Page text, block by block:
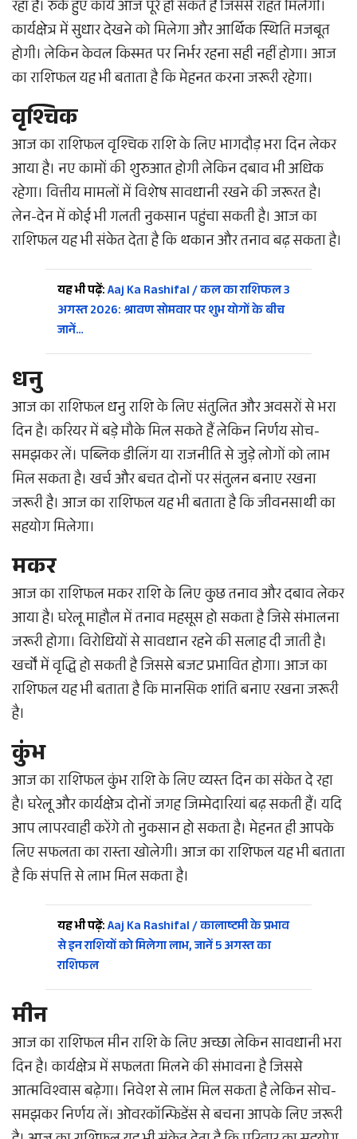
रहा है। रुके हुए कार्य आज पूरे हो सकते हैं जिससे राहत मिलेगी।
कार्यक्षेत्र में सुधार देखने को मिलेगा और आर्थिक स्थिति मजबूत
होगी। लेकिन केवल किस्मत पर निर्भर रहना सही नहीं होगा। आज
का राशिफल यह भी बताता है कि मेहनत करना जरूरी रहेगा।
वृश्चिक
आज का राशिफल वृश्चिक राशि के लिए भागदौड़ भरा दिन लेकर
आया है। नए कामों की शुरुआत होगी लेकिन दबाव भी अधिक
रहेगा। वित्तीय मामलों में विशेष सावधानी रखने की जरूरत है।
लेन-देन में कोई भी गलती नुकसान पहुंचा सकती है। आज का
राशिफल यह भी संकेत देता है कि थकान और तनाव बढ़ सकता है।
यह भी पढ़ें:Aaj Ka Rashifal / कल का राशिफल 3
अगस्त 2026: श्रावण सोमवार पर शुभ योगों के बीच
जानें…
धनु
आज का राशिफल धनु राशि के लिए संतुलित और अवसरों से भरा
दिन है। करियर में बड़े मौके मिल सकते हैं लेकिन निर्णय सोच-
समझकर लें। पब्लिक डीलिंग या राजनीति से जुड़े लोगों को लाभ
मिल सकता है। खर्च और बचत दोनों पर संतुलन बनाए रखना
जरूरी है। आज का राशिफल यह भी बताता है कि जीवनसाथी का
सहयोग मिलेगा।
मकर
आज का राशिफल मकर राशि के लिए कुछ तनाव और दबाव लेकर
आया है। घरेलू माहौल में तनाव महसूस हो सकता है जिसे संभालना
जरूरी होगा। विरोधियों से सावधान रहने की सलाह दी जाती है।
खर्चों में वृद्धि हो सकती है जिससे बजट प्रभावित होगा। आज का
राशिफल यह भी बताता है कि मानसिक शांति बनाए रखना जरूरी
है।
कुंभ
आज का राशिफल कुंभ राशि के लिए व्यस्त दिन का संकेत दे रहा
है। घरेलू और कार्यक्षेत्र दोनों जगह जिम्मेदारियां बढ़ सकती हैं। यदि
आप लापरवाही करेंगे तो नुकसान हो सकता है। मेहनत ही आपके
लिए सफलता का रास्ता खोलेगी। आज का राशिफल यह भी बताता
है कि संपत्ति से लाभ मिल सकता है।
यह भी पढ़ें:Aaj Ka Rashifal / कालाष्टमी के प्रभाव
से इन राशियों को मिलेगा लाभ, जानें 5 अगस्त का
राशिफल
मीन
आज का राशिफल मीन राशि के लिए अच्छा लेकिन सावधानी भरा
दिन है। कार्यक्षेत्र में सफलता मिलने की संभावना है जिससे
आत्मविश्वास बढ़ेगा। निवेश से लाभ मिल सकता है लेकिन सोच-
समझकर निर्णय लें। ओवरकॉन्फिडेंस से बचना आपके लिए जरूरी